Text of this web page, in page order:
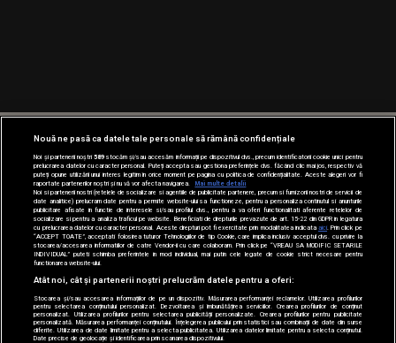
Nouă ne pasă ca datele tale personale să rămână confidențiale
Noi și partenerii noștri589stocăm și/sau accesăm informații pe dispozitivul dvs., precum identificatorii cookie unici pentru
prelucrarea datelor cu caracter personal. Puteți accepta sau gestiona preferințele dvs. făcând clic mai jos, respectiv vă
puteți opune utilizării unui interes legitim în orice moment pe pagina cu politica de confidențialitate. Aceste alegeri vor fi
raportate partenerilor noștri și nu vă vor afecta navigarea.
Mai multe detalii
Noi si partenerii nostri (retelele de socializare si agentiile de publicitate partenere, precum si furnizorii nostri de servicii de
date analitice) prelucram date pentru a permite website-ului sa functioneze, pentru a personaliza continutul si anunturile
publicitare afisate in functie de interesele si/sau profilul dvs., pentru a va oferi functionalitati aferente retelelor de
socializare si pentru a analiza traficul pe website. Beneficiati de drepturile prevazute de art. 15-22 din GDPR in legatura
cu prelucrarea datelor cu caracter personal. Aceste drepturi pot fi exercitate prin modalitatea indicataaici . Prin click pe
“ACCEPT TOATE”, acceptati folosirea tuturor Tehnologiilor de tip Cookie, care implica inclusiv acceptul dvs. cu privire la
stocarea/accesarea informatiilor de catre Vendor-ii cu care colaboram. Prin click pe “VREAU SA MODIFIC SETARILE
INDIVIDUAL” puteti schimba preferintele in mod individual, mai putin cele legate de cookie strict necesare pentru
functionarea website-ului.
Atât noi, cât și partenerii noștri prelucrăm datele pentru a oferi:
Stocarea și/sau accesarea informațiilor de pe un dispozitiv. Măsurarea performanței reclamelor. Utilizarea profilurilor
pentru selectarea conținutului personalizat. Dezvoltarea și îmbunătățirea serviciilor. Crearea profilurilor de conținut
personalizat. Utilizarea profilurilor pentru selectarea publicității personalizate. Crearea profilurilor pentru publicitate
personalizată. Măsurarea performanței conținutului. Înțelegerea publicului prin statistici sau combinații de date din surse
diferite. Utilizarea de date limitate pentru a selecta publicitatea. Utilizarea datelor limitate pentru a selecta conținutul.
Date precise de geolocație și identificarea prin scanarea dispozitivului.